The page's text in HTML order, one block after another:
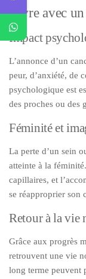
Vivre avec
Impact
L’annonce d’un
peur, d’anxiété, de
psychologique est
des proches ou des
Féminité et
La perte d’un sein
atteinte à la
capillaires, et
se réapproprier son
Retour à la vie
Grâce aux progrès
retrouvent une vie
long terme peuvent